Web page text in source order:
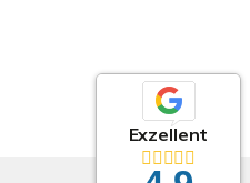
Exzellent